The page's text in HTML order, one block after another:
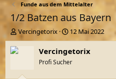
Funde aus dem Mittelalter
1/2 Batzen aus Bayern
E
r
s
Vercingetorix
E
r
s
e
12 Mai 2022
Vercingetorix
Profi Sucher